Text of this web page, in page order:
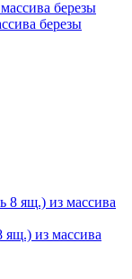
березы
из массива